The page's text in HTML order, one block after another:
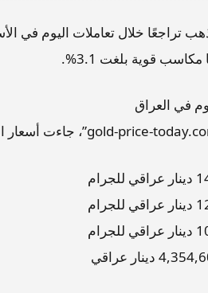
تراجعًا خلال تعاملات اليوم في
قوية بلغت 3.1%.
في العراق